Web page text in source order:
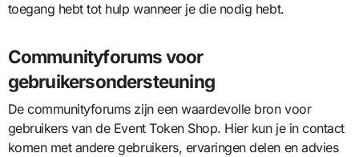
toegang hebt tot hulp wanneer je die nodig hebt.
Communityforums voor
gebruikersondersteuning
De communityforums zijn een waardevolle bron voor
gebruikers van de Event Token Shop. Hier kun je in contact
komen met andere gebruikers, ervaringen delen en advies